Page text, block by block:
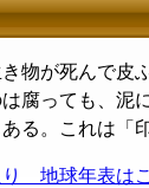
物が死んで皮
腐っても、泥
る。これは「
地球年表は